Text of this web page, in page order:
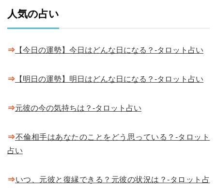
人気の占い
⇒ 【今日の運勢】今日はどんな日になる？-タロット占い
⇒ 【明日の運勢】明日はどんな日になる？-タロット占い
⇒元彼の今の気持ちは？-タロット占い
⇒不倫相手はあなたのことをどう思っている？-タロット
占い
⇒いつ、元彼と復縁できる？元彼の状況は？-タロット占